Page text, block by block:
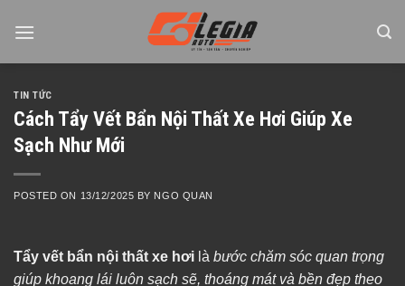
TIN TỨC
Cách Tẩy Vết Bẩn Nội Thất Xe Hơi Giúp Xe
Sạch Như Mới
POSTED ON 13/12/2025 BY NGO QUAN
Tẩy vết bẩn nội thất xe hơi là bước chăm sóc quan trọng
giúp khoang lái luôn sạch sẽ, thoáng mát và bền đẹp theo